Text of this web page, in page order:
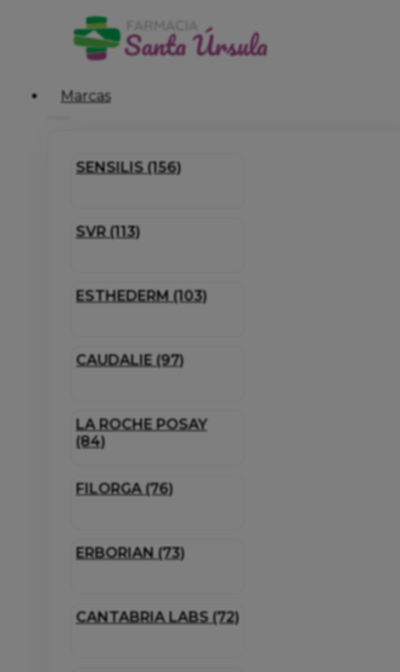
Marcas
SENSILIS (156)
SVR (113)
ESTHEDERM (103)
CAUDALIE (97)
LA ROCHE POSAY
(84)
FILORGA (76)
ERBORIAN (73)
CANTABRIA LABS (72)